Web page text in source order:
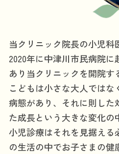
「3種混合ワクチン(ジフ
咳)」の任意接種を新規に
おります。
日本小児科学会では百日
的に、就学前の接種（5歳
す。
就学前の「麻疹･風疹ワク
せて「3種混合ワクチン」
当クリニック院長の小児
2020年に中津川市民病院
あり当クリニックを開院す
こどもは小さな大人ではな
病態があり、それに則した
た成長という大きな変化の
小児診療はそれを見据える
の生活の中でお子さまの健